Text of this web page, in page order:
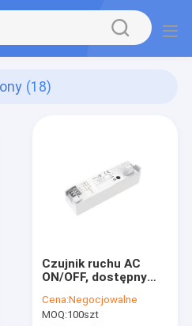
(18)
Czujnik ruchu AC
ON/OFF, dostępny
trójprzewodowych,
jak i sufitowych
Cena:Negocjowalne
MOQ:100szt